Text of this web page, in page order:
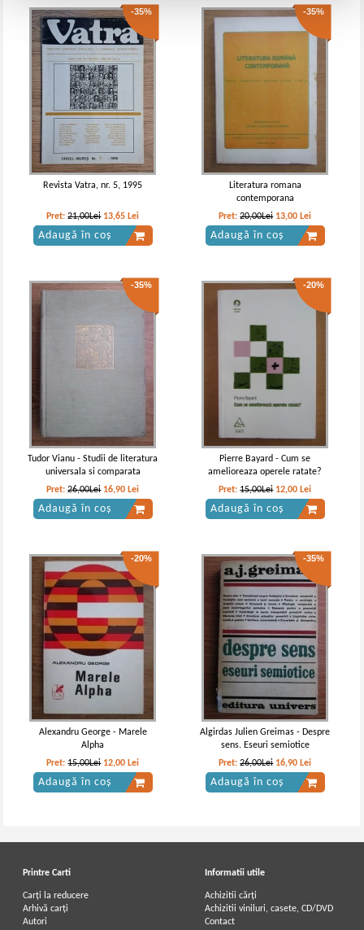
-35%
Revista Vatra, nr. 5, 1995
Pret:21,00Lei 13,65 Lei
Adaugă în coș
-35%
Literatura romana
contemporana
Pret:20,00Lei 13,00 Lei
Adaugă în coș
-35%
Tudor Vianu - Studii de literatura
universala si comparata
Pret:26,00Lei 16,90 Lei
Adaugă în coș
-20%
Pierre Bayard - Cum se
amelioreaza operele ratate?
Pret:15,00Lei 12,00 Lei
Adaugă în coș
-20%
Alexandru George - Marele
Alpha
Pret:15,00Lei 12,00 Lei
Adaugă în coș
-35%
Algirdas Julien Greimas - Despre
sens. Eseuri semiotice
Pret:26,00Lei 16,90 Lei
Adaugă în coș
Printre Carti
Carți la reducere
Arhivă carți
Autori
Informatii utile
Achizitii cărți
Achizitii viniluri, casete, CD/DVD
Contact